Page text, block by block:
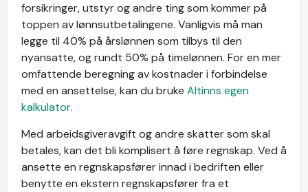
forsikringer, utstyr og andre ting som kommer på
toppen av lønnsutbetalingene. Vanligvis må man
legge til 40% på årslønnen som tilbys til den
nyansatte, og rundt 50% på timelønnen. For en mer
omfattende beregning av kostnader i forbindelse
med en ansettelse, kan du bruke Altinns egen
kalkulator.
Med arbeidsgiveravgift og andre skatter som skal
betales, kan det bli komplisert å føre regnskap. Ved å
ansette en regnskapsfører innad i bedriften eller
benytte en ekstern regnskapsfører fra et